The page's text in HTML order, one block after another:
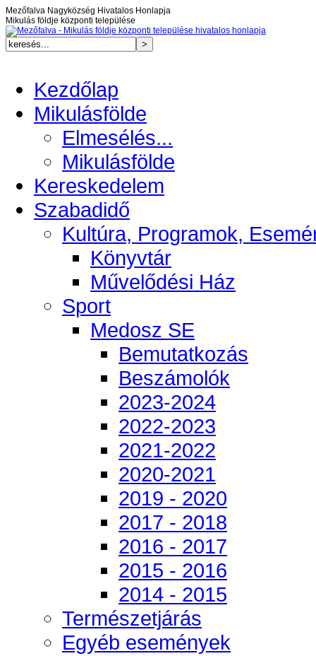
Mezőfalva Nagyközség Hivatalos Honlapja
Mikulás földje központi települése
Kezdőlap
Mikulásfölde
Elmesélés...
Mikulásfölde
Kereskedelem
Szabadidő
Kultúra, Programok,
Könyvtár
Művelődési Ház
Sport
Medosz SE
Bemutatkozás
Beszámolók
2023-2024
2022-2023
2021-2022
2020-2021
2019 - 2020
2017 - 2018
2016 - 2017
2015 - 2016
2014 - 2015
Természetjárás
Egyéb események